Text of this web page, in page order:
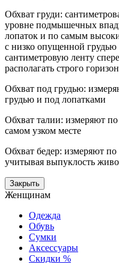
Обхват груди:
уровне подмышечных
лопаток и по самым
с низко опущенной
сантиметровую ленту
располагать строго
Обхват под грудью:
грудью и под лопатками
Обхват талии: измеряют
самом узком месте
Обхват бедер: измеряют
учитывая выпуклость
Закрыть
Женщинам
Одежда
Обувь
Сумки
Аксессуары
Скидки %